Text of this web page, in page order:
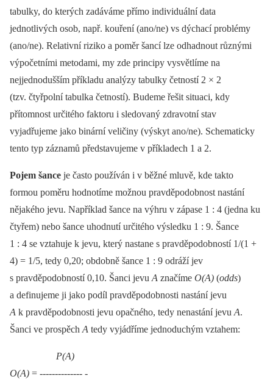
tabulky, do kterých zadáváme přímo individuální data
jednotlivých osob, např. kouření (ano/ne) vs dýchací problémy
(ano/ne). Relativní riziko a poměr šancí lze odhadnout různými
výpočetními metodami, my zde principy vysvětlíme na
nejjednodušším příkladu analýzy tabulky četností 2 × 2
(tzv. čtyřpolní tabulka četností). Budeme řešit situaci, kdy
přítomnost určitého faktoru i sledovaný zdravotní stav
vyjadřujeme jako binární veličiny (výskyt ano/ne). Schematicky
tento typ záznamů představujeme v příkladech 1 a 2.
Pojem šance je často používán i v běžné mluvě, kde takto
formou poměru hodnotíme možnou pravděpodobnost nastání
nějakého jevu. Například šance na výhru v zápase 1 : 4 (jedna ku
čtyřem) nebo šance uhodnutí určitého výsledku 1 : 9. Šance
1 : 4 se vztahuje k jevu, který nastane s pravděpodobností 1/(1 +
4) = 1/5, tedy 0,20; obdobně šance 1 : 9 odráží jev
s pravděpodobností 0,10. Šanci jevu A značíme O(A) (odds)
a definujeme ji jako podíl pravděpodobnosti nastání jevu
A k pravděpodobnosti jevu opačného, tedy nenastání jevu A.
Šanci ve prospěch A tedy vyjádříme jednoduchým vztahem:
P(A)
O(A) = -------------- -⁠